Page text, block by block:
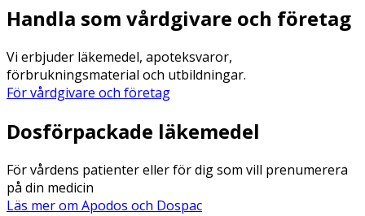
Handla som vårdgivare och företag
Vi erbjuder läkemedel, apoteksvaror,
förbrukningsmaterial och utbildningar.
För vårdgivare och företag
Dosförpackade läkemedel
För vårdens patienter eller för dig som vill prenumerera
på din medicin
Läs mer om Apodos och Dospac